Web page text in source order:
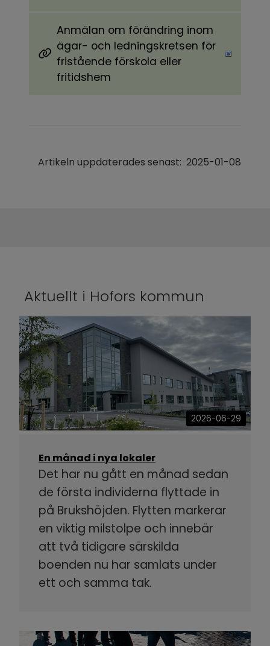
Anmälan om förändring inom
ägar- och ledningskretsen för
fristående förskola eller
fritidshem
Word, 83.5 kB, öppnas i nytt fönster.
Artikeln uppdaterades senast: 2025-01-08
Aktuellt i Hofors kommun
2026-06-29
En månad i nya lokaler
Det har nu gått en månad sedan
de första individerna flyttade in
på Brukshöjden. Flytten markerar
en viktig milstolpe och innebär
att två tidigare särskilda
boenden nu har samlats under
ett och samma tak.